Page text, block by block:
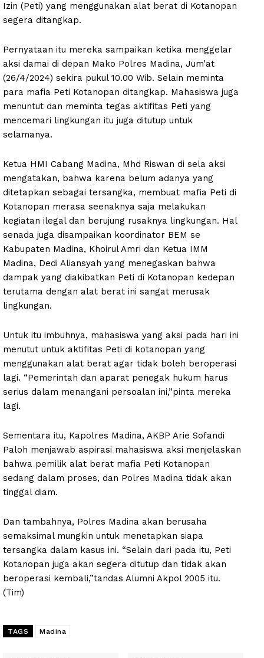
Izin (Peti) yang menggunakan alat berat di Kotanopan
segera ditangkap.
Pernyataan itu mereka sampaikan ketika menggelar
aksi damai di depan Mako Polres Madina, Jum’at
(26/4/2024) sekira pukul 10.00 Wib. Selain meminta
para mafia Peti Kotanopan ditangkap. Mahasiswa juga
menuntut dan meminta tegas aktifitas Peti yang
mencemari lingkungan itu juga ditutup untuk
selamanya.
Ketua HMI Cabang Madina, Mhd Riswan di sela aksi
mengatakan, bahwa karena belum adanya yang
ditetapkan sebagai tersangka, membuat mafia Peti di
Kotanopan merasa seenaknya saja melakukan
kegiatan ilegal dan berujung rusaknya lingkungan. Hal
senada juga disampaikan koordinator BEM se
Kabupaten Madina, Khoirul Amri dan Ketua IMM
Madina, Dedi Aliansyah yang menegaskan bahwa
dampak yang diakibatkan Peti di Kotanopan kedepan
terutama dengan alat berat ini sangat merusak
lingkungan.
Untuk itu imbuhnya, mahasiswa yang aksi pada hari ini
menutut untuk aktifitas Peti di kotanopan yang
menggunakan alat berat agar tidak boleh beroperasi
lagi. “Pemerintah dan aparat penegak hukum harus
serius dalam menangani persoalan ini,”pinta mereka
lagi.
Sementara itu, Kapolres Madina, AKBP Arie Sofandi
Paloh menjawab aspirasi mahasiswa aksi menjelaskan
bahwa pemilik alat berat mafia Peti Kotanopan
sedang dalam proses, dan Polres Madina tidak akan
tinggal diam.
Dan tambahnya, Polres Madina akan berusaha
semaksimal mungkin untuk menetapkan siapa
tersangka dalam kasus ini. “Selain dari pada itu, Peti
Kotanopan juga akan segera ditutup dan tidak akan
beroperasi kembali,”tandas Alumni Akpol 2005 itu.
(Tim)
TAGS Madina